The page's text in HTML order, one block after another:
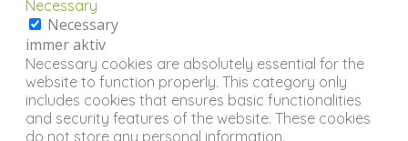
Necessary
Necessary
immer aktiv
Necessary cookies are absolutely essential for the
website to function properly. This category only
includes cookies that ensures basic functionalities
and security features of the website. These cookies
do not store any personal information.